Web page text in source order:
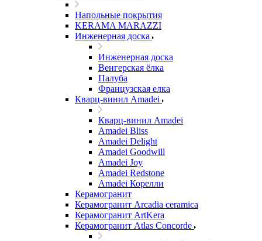
Напольные покрытия
KERAMA MARAZZI
Инженерная доска
Инженерная доска
Венгерская ёлка
Палуба
Французская елка
Кварц-винил Amadei
Кварц-винил Amadei
Amadei Bliss
Amadei Delight
Amadei Goodwill
Amadei Joy
Amadei Redstone
Amadei Корелли
Керамогранит
Керамогранит Arcadia ceramica
Керамогранит ArtKera
Керамогранит Atlas Concorde